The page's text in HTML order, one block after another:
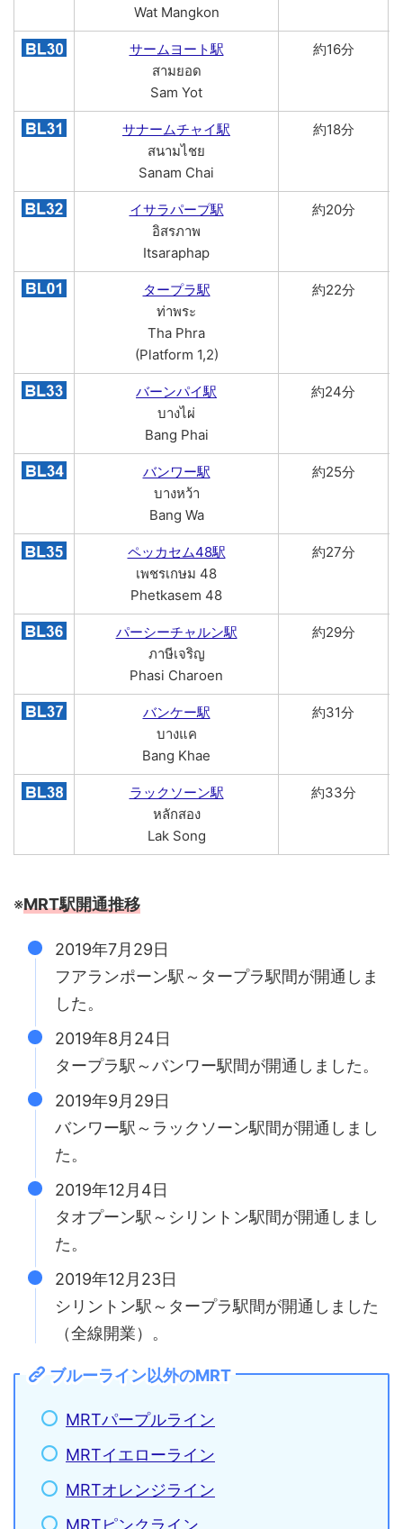
Wat Mangkon
サームヨート駅
สามยอด
Sam Yot
約16分
サナームチャイ駅
สนามไชย
Sanam Chai
約18分
イサラパープ駅
อิสรภาพ
Itsaraphap
約20分
タープラ駅
ท่าพระ
Tha Phra
(Platform 1,2)
約22分
バーンパイ駅
บางไผ่
Bang Phai
約24分
バンワー駅
บางหว้า
Bang Wa
約25分
ペッカセム48駅
เพชรเกษม 48
Phetkasem 48
約27分
パーシーチャルン駅
ภาษีเจริญ
Phasi Charoen
約29分
バンケー駅
บางแค
Bang Khae
約31分
ラックソーン駅
หลักสอง
Lak Song
約33分
※MRT駅開通推移
2019年7月29日
フアランポーン駅～タープラ駅間が開通しま
した。
2019年8月24日
タープラ駅～バンワー駅間が開通しました。
2019年9月29日
バンワー駅～ラックソーン駅間が開通しまし
た。
2019年12月4日
タオプーン駅～シリントン駅間が開通しまし
た。
2019年12月23日
シリントン駅～タープラ駅間が開通しました
（全線開業）。
ブルーライン以外のMRT
MRTパープルライン
MRTイエローライン
MRTオレンジライン
MRTピンクライン